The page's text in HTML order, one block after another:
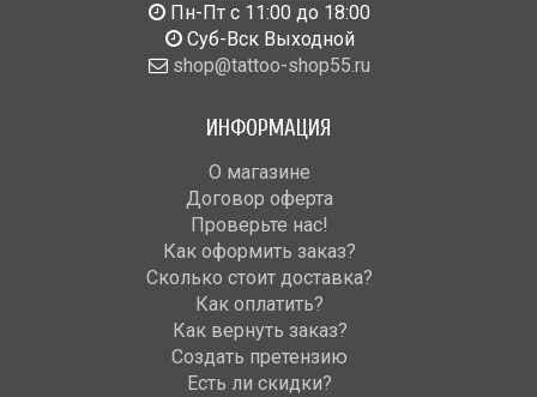
Пн-Пт с 11:00 до 18:00
Cуб-Вск Выходной
shop@tattoo-shop55.ru
ИНФОРМАЦИЯ
О магазине
Договор оферта
Проверьте нас!
Как оформить заказ?
Сколько стоит доставка?
Как оплатить?
Как вернуть заказ?
Создать претензию
Есть ли скидки?